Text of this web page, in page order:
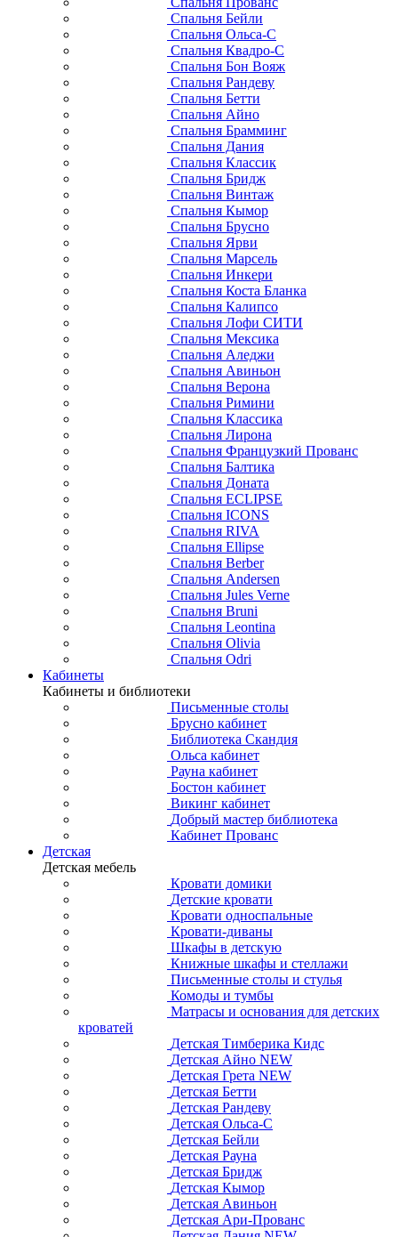
Спальня Бейли
Спальня Ольса-С
Спальня Квадро-С
Спальня Бон Вояж
Спальня Рандеву
Спальня Бетти
Спальня Айно
Спальня Брамминг
Спальня Дания
Спальня Классик
Спальня Бридж
Спальня Винтаж
Спальня Кымор
Спальня Брусно
Спальня Ярви
Спальня Марсель
Спальня Инкери
Спальня Коста Бланка
Спальня Калипсо
Спальня Лофи СИТИ
Спальня Мексика
Спальня Аледжи
Спальня Авиньон
Спальня Верона
Спальня Римини
Спальня Классика
Спальня Лирона
Спальня Французкий Прованс
Спальня Балтика
Спальня Доната
Спальня ECLIPSE
Спальня ICONS
Спальня RIVA
Спальня Ellipse
Спальня Berber
Спальня Andersen
Спальня Jules Verne
Спальня Bruni
Спальня Leontina
Спальня Olivia
Спальня Odri
Кабинеты
Кабинеты и библиотеки
Письменные столы
Брусно кабинет
Библиотека Скандия
Ольса кабинет
Рауна кабинет
Бостон кабинет
Викинг кабинет
Добрый мастер библиотека
Кабинет Прованс
Детская
Детская мебель
Кровати домики
Детские кровати
Кровати односпальные
Кровати-диваны
Шкафы в детскую
Книжные шкафы и стеллажи
Письменные столы и стулья
Комоды и тумбы
Матрасы и основания для детских
кроватей
Детская Тимберика Кидс
Детская Айно NEW
Детская Грета NEW
Детская Бетти
Детская Рандеву
Детская Ольса-С
Детская Бейли
Детская Рауна
Детская Бридж
Детская Кымор
Детская Авиньон
Детская Ари-Прованс